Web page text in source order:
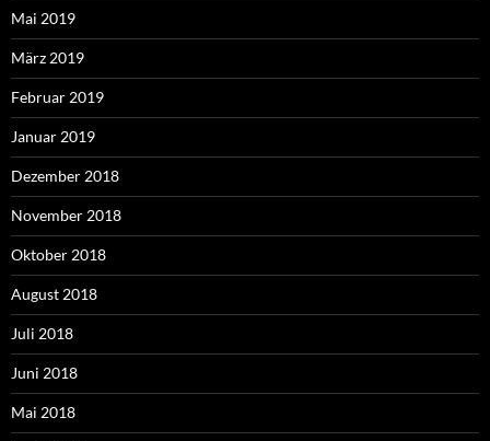
Mai 2019
März 2019
Februar 2019
Januar 2019
Dezember 2018
November 2018
Oktober 2018
August 2018
Juli 2018
Juni 2018
Mai 2018